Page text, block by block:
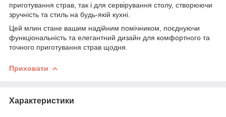
приготування страв, так і для сервірування столу, створюючи
зручність та стиль на будь-якій кухні.
Цей млин стане вашим надійним помічником, поєднуючи
функціональність та елегантний дизайн для комфортного та
точного приготування страв щодня.
Приховати
Характеристики